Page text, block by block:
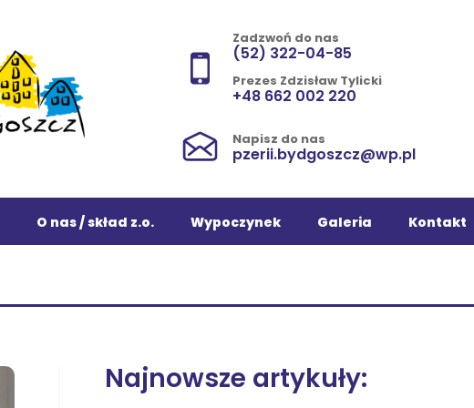
Napisz do nas
pzerii.bydgoszcz@wp.pl
Zadzwoń do nas
(52) 322-04-85
Prezes Zdzisław Tylicki
+48 662 002 220
O nas / skład z.o. Wypoczynek Galeria Kontakt
Najnowsze artykuły: